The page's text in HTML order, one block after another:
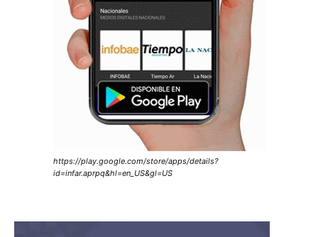
https://play.google.com/store/apps/details?
id=infar.aprpq&hl=en_US&gl=US